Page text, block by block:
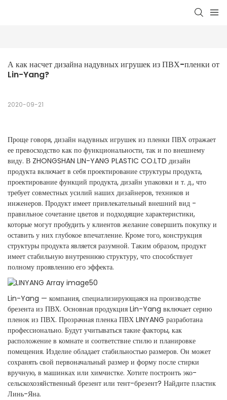
А как насчет дизайна надувных игрушек из ПВХ-пленки от
Lin-Yang?
2020-09-21
Проще говоря, дизайн надувных игрушек из пленки ПВХ отражает
ее превосходство как по функциональности, так и по внешнему
виду. В ZHONGSHAN LIN-YANG PLASTIC CO.LTD дизайн
продукта включает в себя проектирование структуры продукта,
проектирование функций продукта, дизайн упаковки и т. д., что
требует совместных усилий наших дизайнеров, техников и
инженеров. Продукт имеет привлекательный внешний вид -
правильное сочетание цветов и подходящие характеристики,
которые могут пробудить у клиентов желание совершить покупку и
оставить у них глубокое впечатление. Кроме того, конструкция
структуры продукта является разумной. Таким образом, продукт
имеет стабильную внутреннюю структуру, что способствует
полному проявлению его эффекта.
Lin-Yang — компания, специализирующаяся на производстве
брезента из ПВХ. Основная продукция Lin-Yang включает серию
пленок из ПВХ. Прозрачная пленка ПВХ LINYANG разработана
профессионально. Будут учитываться такие факторы, как
расположение в комнате и соответствие стилю и планировке
помещения. Изделие обладает стабильностью размеров. Он может
сохранять свой первоначальный размер и форму после стирки
вручную, в машинках или химчистке. Хотите построить эко-
сельскохозяйственный брезент или тент-брезент? Найдите пластик
Линь-Яна.